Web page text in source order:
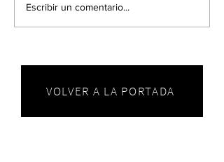
Escribir un comentario...
VOLVER A LA PORTADA